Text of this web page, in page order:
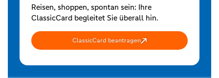
Reisen, shoppen, spontan sein: Ihre
ClassicCard begleitet Sie überall hin.
ClassicCard beantragen